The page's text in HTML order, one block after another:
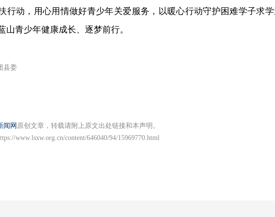
行动，用心用情做好青少年关爱服务，以暖心行动守护困难学子求
山青少年健康成长、逐梦前行。
县委
闻网 原创文章，转载请附上原文出处链接和本声明。
www.lsxw.org.cn/content/646040/94/15969770.html